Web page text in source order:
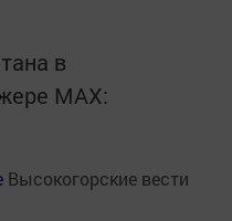
в
MАХ:
Высокогорские вести